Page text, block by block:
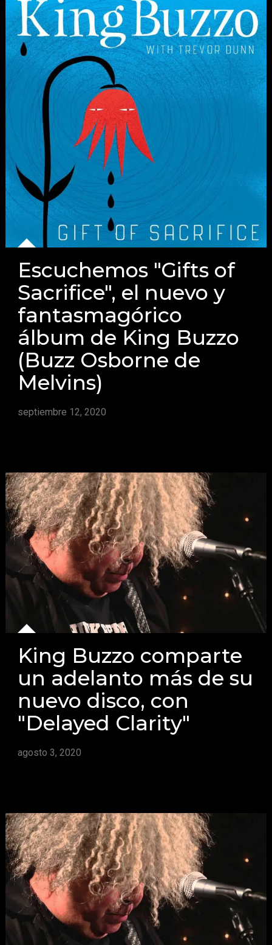
Escuchemos "Gifts of
Sacrifice", el nuevo y
fantasmagórico
álbum de King Buzzo
(Buzz Osborne de
Melvins)
septiembre 12, 2020
King Buzzo comparte
un adelanto más de su
nuevo disco, con
"Delayed Clarity"
agosto 3, 2020